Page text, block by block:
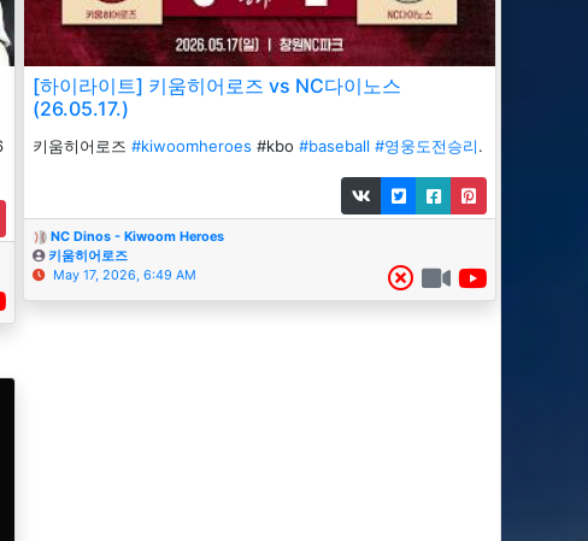
[하이라이트] 키움히어로즈 vs NC다이노스
(26.05.17.)
키움히어로즈 #kiwoomheroes #kbo #baseball #영웅도전승리.
NC Dinos - Kiwoom Heroes
키움히어로즈
May 17, 2026, 6:49 AM